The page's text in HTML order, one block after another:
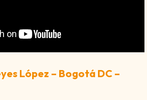
López – Bogotá DC –